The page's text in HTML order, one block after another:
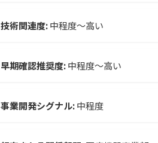
技術関連度:中程度〜高い
早期確認推奨度:中程度〜高い
事業開発シグナル:中程度